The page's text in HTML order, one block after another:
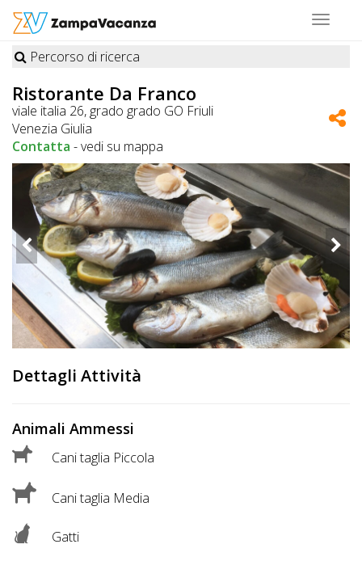
Toggle
STRUTTURE
A
DOG
LUOGHI
A
DOG
OFFERTE
A
DOG
DOG
Percorso di ricerca
Ristorante Da Franco
viale italia 26, grado grado GO Friuli
Venezia Giulia
Contatta -vedi su mappa
Dettagli Attività
Animali Ammessi
Cani taglia Piccola
Cani taglia Media
Gatti